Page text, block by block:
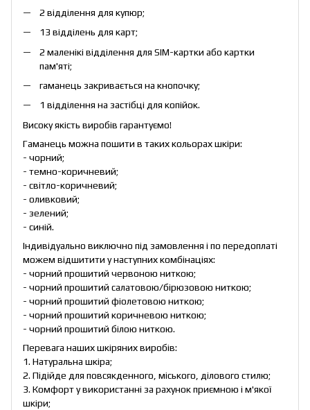
2 відділення для купюр;
13 відділень для карт;
2 маленікі відділення для SIM-картки або картки
пам'яті;
гаманець закривається на кнопочку;
1 відділення на застібці для копійок.
Високу якість виробів гарантуємо!
Гаманець можна пошити в таких кольорах шкіри:
- чорний;
- темно-коричневий;
- світло-коричневий;
- оливковий;
- зелений;
- синій.
Індивідуально виключно під замовлення і по передоплаті
можем відшитити у наступних комбінаціях:
- чорний прошитий червоною ниткою;
- чорний прошитий салатовою/бірюзовою ниткою;
- чорний прошитий фіолетовою ниткою;
- чорний прошитий коричневою ниткою;
- чорний прошитий білою ниткою.
Перевага наших шкіряних виробів:
1. Натуральна шкіра;
2. Підійде для повсякденного, міського, ділового стилю;
3. Комфорт у використанні за рахунок приємною і м'якої
шкіри;